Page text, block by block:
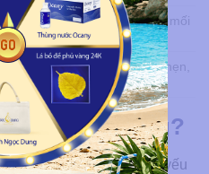
mở, giao tiếp tốt, có nhiều mối
được giúp đỡ.
với sự thông minh, nhanh nhẹn,
sức hút trong tình cảm.
ở tai không?
không phụ thuộc vào ba yếu